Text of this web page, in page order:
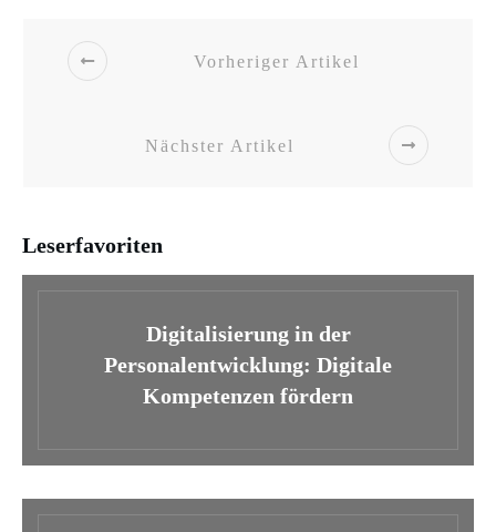
Vorheriger Artikel
Nächster Artikel
Leserfavoriten
Digitalisierung in der
Personalentwicklung: Digitale
Kompetenzen fördern